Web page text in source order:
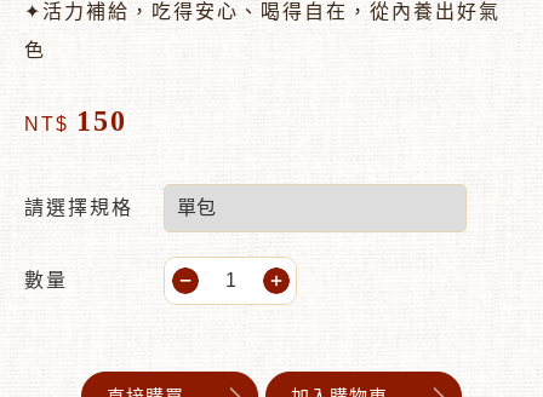
✦活力補給，吃得安心、喝得自在，從內養出好氣
色
NT$ 150
請選擇規格
數量